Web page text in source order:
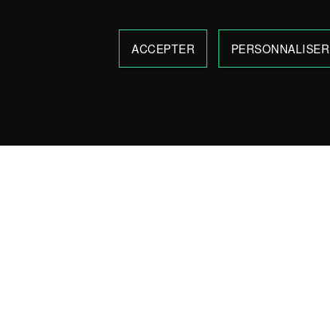
ACCEPTER PERSONNALISER